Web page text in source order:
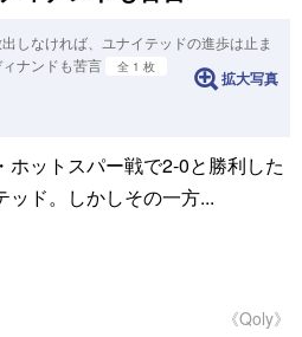
出しなければ、ユナイテッドの進歩は止ま
ナンドも苦言
全 1 枚
拡大写真
ホットスパー戦で2-0と勝利した
ッド。しかしその一方...
《Qoly》